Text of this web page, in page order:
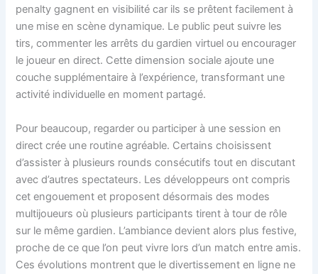
penalty gagnent en visibilité car ils se prêtent facilement à
une mise en scène dynamique. Le public peut suivre les
tirs, commenter les arrêts du gardien virtuel ou encourager
le joueur en direct. Cette dimension sociale ajoute une
couche supplémentaire à l’expérience, transformant une
activité individuelle en moment partagé.
Pour beaucoup, regarder ou participer à une session en
direct crée une routine agréable. Certains choisissent
d’assister à plusieurs rounds consécutifs tout en discutant
avec d’autres spectateurs. Les développeurs ont compris
cet engouement et proposent désormais des modes
multijoueurs où plusieurs participants tirent à tour de rôle
sur le même gardien. L’ambiance devient alors plus festive,
proche de ce que l’on peut vivre lors d’un match entre amis.
Ces évolutions montrent que le divertissement en ligne ne